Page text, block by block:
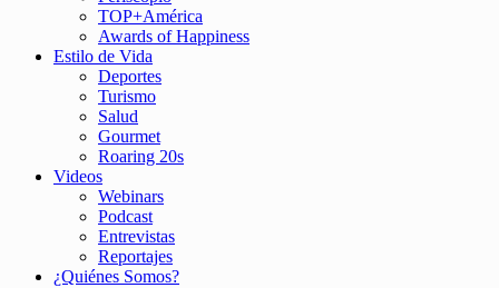
TOP+América
Awards of Happiness
Estilo de Vida
Deportes
Turismo
Salud
Gourmet
Roaring 20s
Videos
Webinars
Podcast
Entrevistas
Reportajes
¿Quiénes Somos?